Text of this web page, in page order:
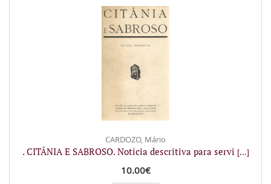
CARDOZO, Mário
. CITÂNIA E SABROSO. Noticia descritiva para servi [...]
10.00€